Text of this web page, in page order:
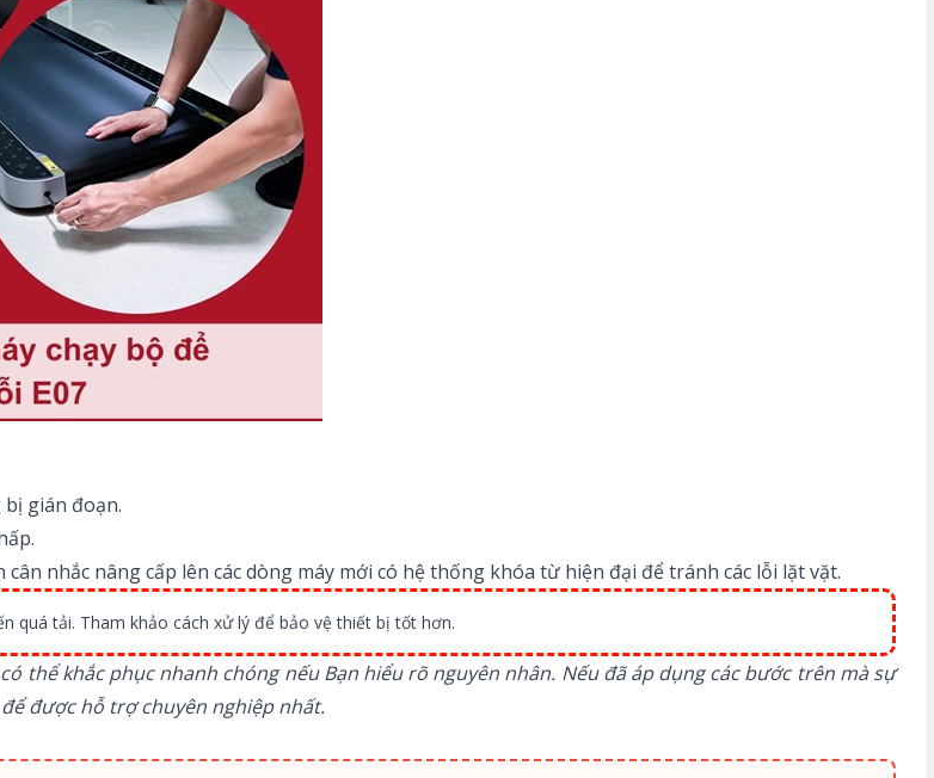
gián đoạn.
cân nhắc nâng cấp lên các dòng máy mới có hệ thống khóa từ hiện đại để tránh các lỗi lặt vặt.
quá tải. Tham khảo cách xử lý để bảo vệ thiết bị tốt hơn.
thể khắc phục nhanh chóng nếu Bạn hiểu rõ nguyên nhân. Nếu đã áp dụng các bước trên mà sự
được hỗ trợ chuyên nghiệp nhất.